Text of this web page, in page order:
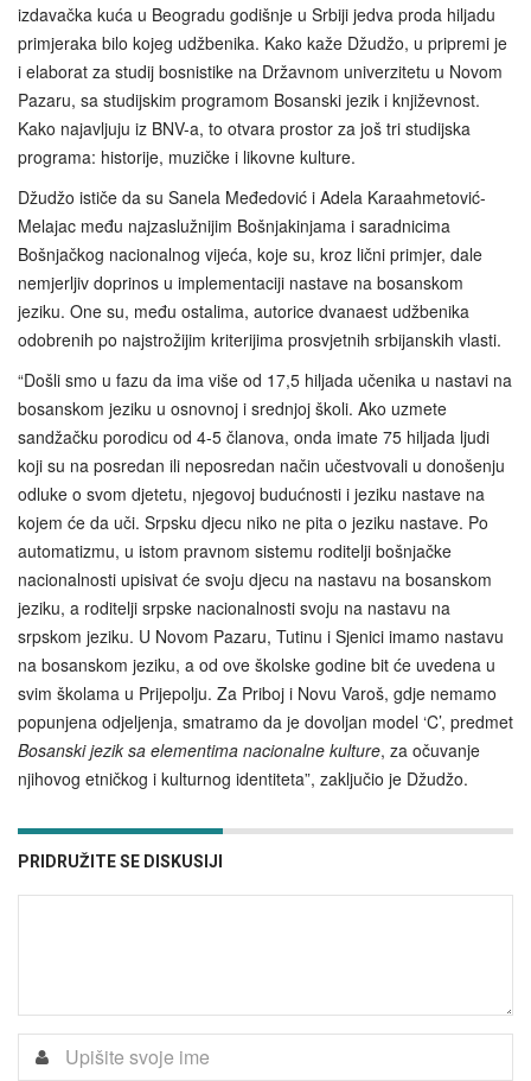
izdavačka kuća u Beogradu godišnje u Srbiji jedva proda hiljadu
primjeraka bilo kojeg udžbenika. Kako kaže Džudžo, u pripremi je
i elaborat za studij bosnistike na Državnom univerzitetu u Novom
Pazaru, sa studijskim programom Bosanski jezik i književnost.
Kako najavljuju iz BNV-a, to otvara prostor za još tri studijska
programa: historije, muzičke i likovne kulture.
Džudžo ističe da su Sanela Međedović i Adela Karaahmetović-
Melajac među najzaslužnijim Bošnjakinjama i saradnicima
Bošnjačkog nacionalnog vijeća, koje su, kroz lični primjer, dale
nemjerljiv doprinos u implementaciji nastave na bosanskom
jeziku. One su, među ostalima, autorice dvanaest udžbenika
odobrenih po najstrožijim kriterijima prosvjetnih srbijanskih vlasti.
“Došli smo u fazu da ima više od 17,5 hiljada učenika u nastavi na
bosanskom jeziku u osnovnoj i srednjoj školi. Ako uzmete
sandžačku porodicu od 4-5 članova, onda imate 75 hiljada ljudi
koji su na posredan ili neposredan način učestvovali u donošenju
odluke o svom djetetu, njegovoj budućnosti i jeziku nastave na
kojem će da uči. Srpsku djecu niko ne pita o jeziku nastave. Po
automatizmu, u istom pravnom sistemu roditelji bošnjačke
nacionalnosti upisivat će svoju djecu na nastavu na bosanskom
jeziku, a roditelji srpske nacionalnosti svoju na nastavu na
srpskom jeziku. U Novom Pazaru, Tutinu i Sjenici imamo nastavu
na bosanskom jeziku, a od ove školske godine bit će uvedena u
svim školama u Prijepolju. Za Priboj i Novu Varoš, gdje nemamo
popunjena odjeljenja, smatramo da je dovoljan model ‘C’, predmet
Bosanski jezik sa elementima nacionalne kulture, za očuvanje
njihovog etničkog i kulturnog identiteta”, zaključio je Džudžo.
PRIDRUŽITE SE DISKUSIJI